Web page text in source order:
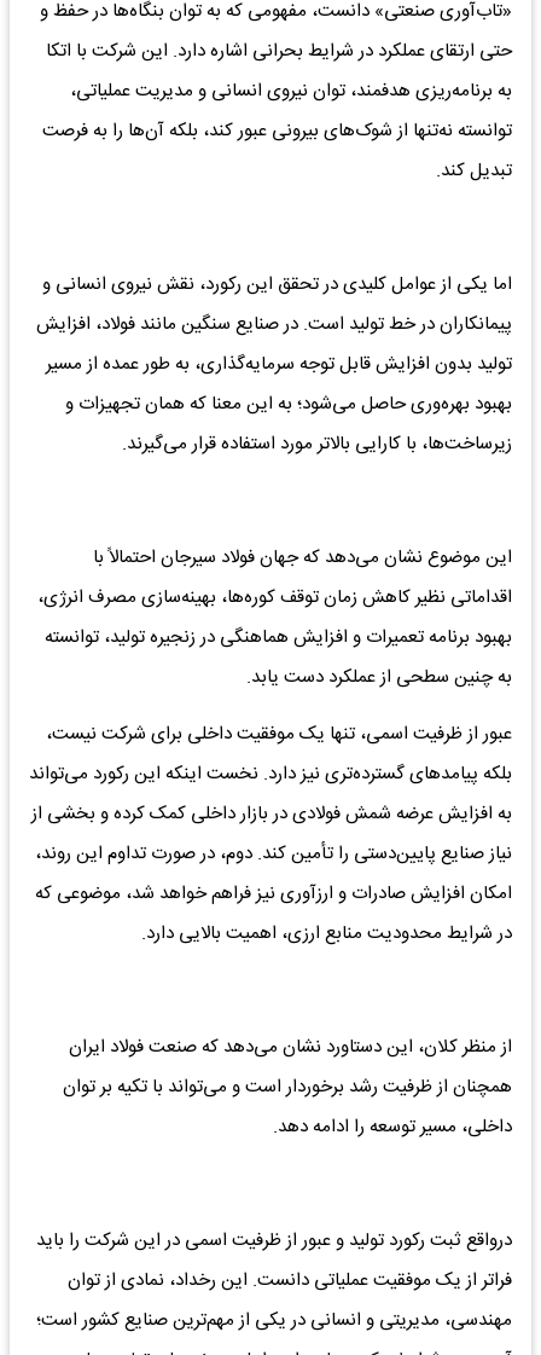
«تاب‌آوری صنعتی» دانست، مفهومی که به توان بنگاه‌ها در حفظ و
حتی ارتقای عملکرد در شرایط بحرانی اشاره دارد. این شرکت با اتکا
به برنامه‌ریزی هدفمند، توان نیروی انسانی و مدیریت عملیاتی،
توانسته نه‌تنها از شوک‌های بیرونی عبور کند، بلکه آن‌ها را به فرصت
تبدیل کند.
اما یکی از عوامل کلیدی در تحقق این رکورد، نقش نیروی انسانی و
پیمانکاران در خط تولید است. در صنایع سنگین مانند فولاد، افزایش
تولید بدون افزایش قابل توجه سرمایه‌گذاری، به طور عمده از مسیر
بهبود بهره‌وری حاصل می‌شود؛ به این معنا که همان تجهیزات و
زیرساخت‌ها، با کارایی بالاتر مورد استفاده قرار می‌گیرند.
این موضوع نشان می‌دهد که جهان فولاد سیرجان احتمالاً با
اقداماتی نظیر کاهش زمان توقف کوره‌ها، بهینه‌سازی مصرف انرژی،
بهبود برنامه تعمیرات و افزایش هماهنگی در زنجیره تولید، توانسته
به چنین سطحی از عملکرد دست یابد.
عبور از ظرفیت اسمی، تنها یک موفقیت داخلی برای شرکت نیست،
بلکه پیامدهای گسترده‌تری نیز دارد. نخست اینکه این رکورد می‌تواند
به افزایش عرضه شمش فولادی در بازار داخلی کمک کرده و بخشی از
نیاز صنایع پایین‌دستی را تأمین کند. دوم، در صورت تداوم این روند،
امکان افزایش صادرات و ارزآوری نیز فراهم خواهد شد، موضوعی که
در شرایط محدودیت منابع ارزی، اهمیت بالایی دارد.
از منظر کلان، این دستاورد نشان می‌دهد که صنعت فولاد ایران
همچنان از ظرفیت رشد برخوردار است و می‌تواند با تکیه بر توان
داخلی، مسیر توسعه را ادامه دهد.
درواقع ثبت رکورد تولید و عبور از ظرفیت اسمی در این شرکت را باید
فراتر از یک موفقیت عملیاتی دانست. این رخداد، نمادی از توان
مهندسی، مدیریتی و انسانی در یکی از مهم‌ترین صنایع کشور است؛